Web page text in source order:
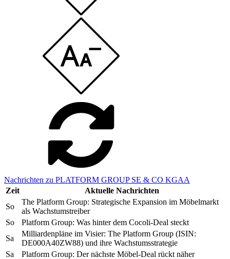
Nachrichten zu PLATFORM GROUP SE & CO KGAA
Zeit
Aktuelle Nachrichten
So
The Platform Group: Strategische Expansion im Möbelmarkt
als Wachstumstreiber
So
Platform Group: Was hinter dem Cocoli-Deal steckt
Sa
Milliardenpläne im Visier: The Platform Group (ISIN:
DE000A40ZW88) und ihre Wachstumsstrategie
Sa
Platform Group: Der nächste Möbel-Deal rückt näher